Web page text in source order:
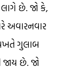
છે. જો કે,
અવારનવાર
ગુલાબ
છે. જો